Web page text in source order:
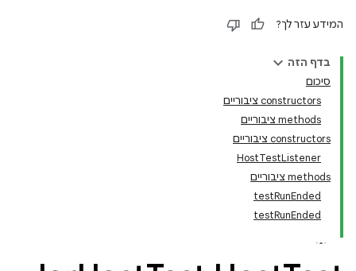
המידע עזר לך?
בדף הזה
סיכום
‫constructors ציבוריים
‫methods ציבוריים
‫constructors ציבוריים
HostTestListener
‫methods ציבוריים
testRunEnded
testRunEnded